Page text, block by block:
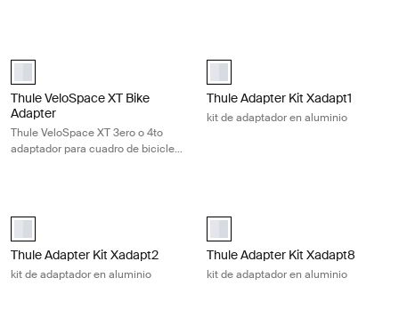
Thule VeloSpace XT Bike Adapter Aluminio (selected)
Thule VeloSpace XT Bike
Adapter
Thule VeloSpace XT 3ero o 4to
adaptador para cuadro de bicicleta
aluminium (selected)
Thule Adapter Kit Xadapt1
kit de adaptador en aluminio
aluminium (selected)
Thule Adapter Kit Xadapt2
kit de adaptador en aluminio
aluminium (selected)
Thule Adapter Kit Xadapt8
kit de adaptador en aluminio